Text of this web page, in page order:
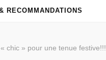
RECOMMANDATIONS
chic » pour une tenue festive!!!